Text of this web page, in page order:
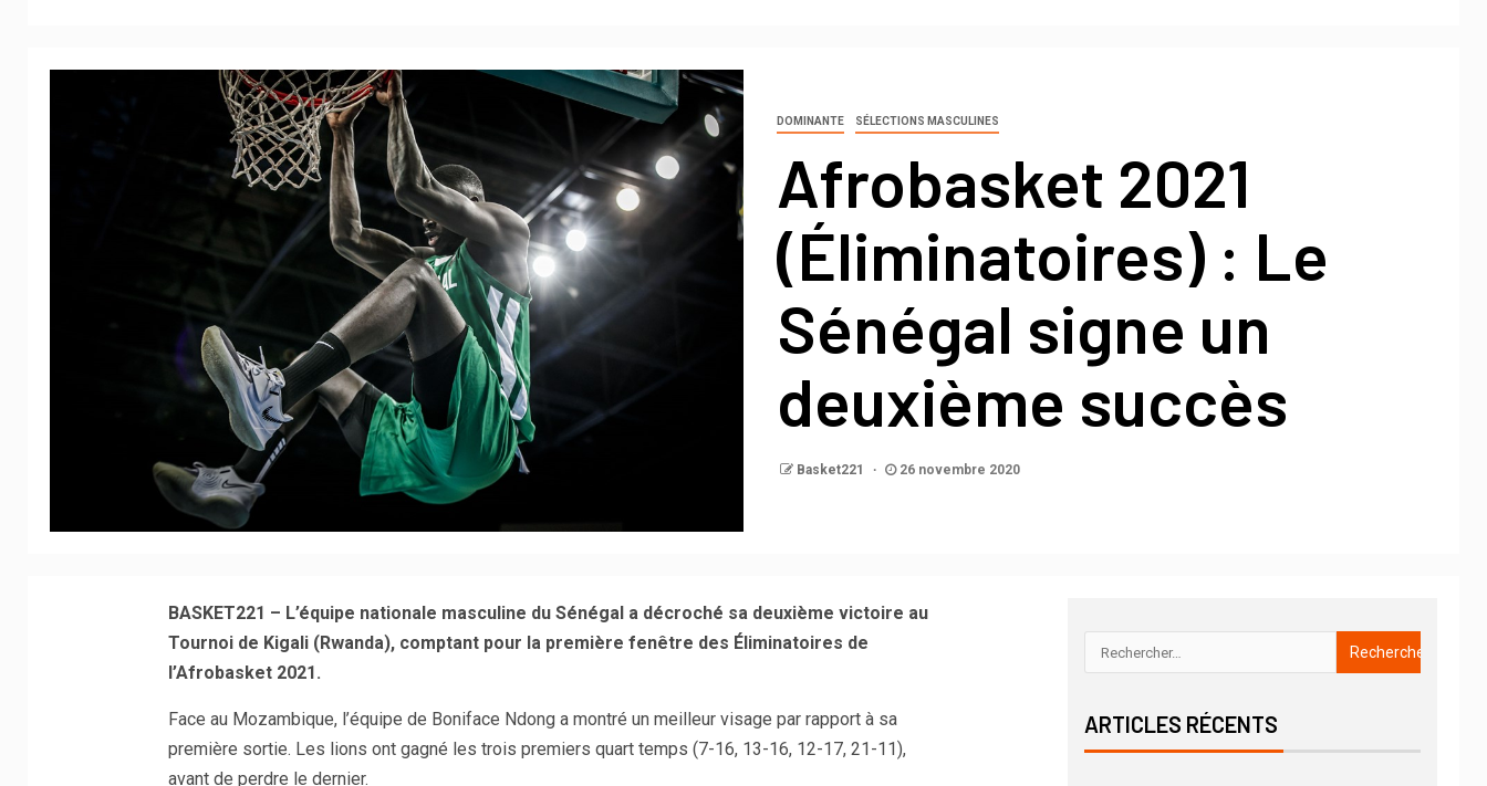
DOMINANTE SÉLECTIONS MASCULINES
Afrobasket 2021
(Éliminatoires) : Le
Sénégal signe un
deuxième succès
Basket221 26 novembre 2020
BASKET221 – L’équipe nationale masculine du Sénégal a décroché sa deuxième victoire au
Tournoi de Kigali (Rwanda), comptant pour la première fenêtre des Éliminatoires de
l’Afrobasket 2021.
Face au Mozambique, l’équipe de Boniface Ndong a montré un meilleur visage par rapport à sa
première sortie. Les lions ont gagné les trois premiers quart temps (7-16, 13-16, 12-17, 21-11),
avant de perdre le dernier.
ARTICLES RÉCENTS